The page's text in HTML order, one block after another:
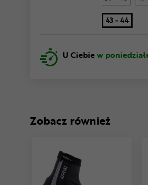
43 - 44
U Ciebiew
Zobacz również